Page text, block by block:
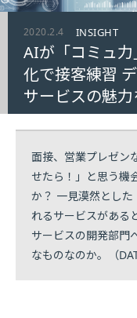
2020.2.4 INSIGHT
AIが「コミュ
化で接客練習
サービスの魅
面接、営業プレゼン
せたら！」と思う機
か？ 一見漠然とした
れるサービスがある
サービスの開発部門
なものなのか。（